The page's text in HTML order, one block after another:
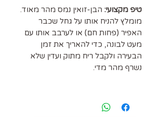
טיפ מקצועי: הבן-זואין נמס מהר מאוד.
מומלץ להניח אותו על גחל שכבר
האפיר (פחות חם) או לערבב אותו עם
מעט לבונה, כדי להאריך את זמן
הבעירה ולקבל ריח מתוק ועדין שלא
נשרף מהר מדי.